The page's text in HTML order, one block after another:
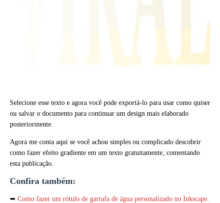
Selecione esse texto e agora você pode exportá-lo para usar como quiser
ou salvar o documento para continuar um design mais elaborado
posteriormente.
Agora me conta aqui se você achou simples ou complicado descobrir
como fazer efeito gradiente em um texto gratuitamente, comentando
esta publicação.
Confira também:
➥ Como fazer um rótulo de garrafa de água personalizado no Inkscape.